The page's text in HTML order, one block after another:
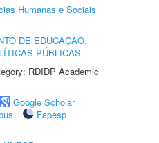
Humanas e Sociais
DE EDUCAÇÃO,
PÚBLICAS
RDIDP Academic
Google Scholar
Fapesp